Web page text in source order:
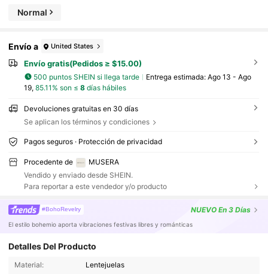
Normal
Envío a United States
Envío gratis(Pedidos ≥ $15.00)
500 puntos SHEIN si llega tarde Entrega estimada: Ago 13 - Ago
19, 85.11% son ≤ 8días hábiles
Devoluciones gratuitas en 30 días
Se aplican los términos y condiciones
Pagos seguros · Protección de privacidad
Procedente de
MUSERA
Vendido y enviado desde SHEIN.
Para reportar a este vendedor y/o producto
#BohoRevelry NUEVO En 3 Días
El estilo bohemio aporta vibraciones festivas libres y románticas
Detalles Del Producto
Material:
Lentejuelas